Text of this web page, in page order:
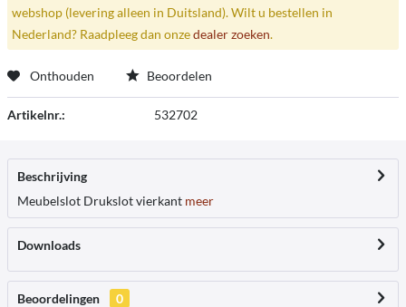
webshop (levering alleen in Duitsland). Wilt u bestellen in
Nederland? Raadpleeg dan onzedealer zoeken.
Onthouden Beoordelen
Artikelnr.: 532702
Beschrijving
Meubelslot Drukslot vierkant meer
Downloads
Beoordelingen
0